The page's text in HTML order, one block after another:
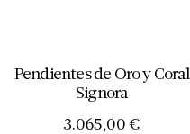
Pendientes de Oro y Coral
Signora
3.065,00€